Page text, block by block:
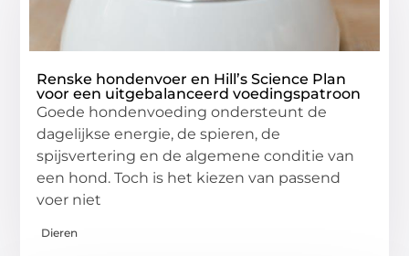
Renske hondenvoer en Hill’s Science Plan
voor een uitgebalanceerd voedingspatroon
Goede hondenvoeding ondersteunt de
dagelijkse energie, de spieren, de
spijsvertering en de algemene conditie van
een hond. Toch is het kiezen van passend
voer niet
Dieren